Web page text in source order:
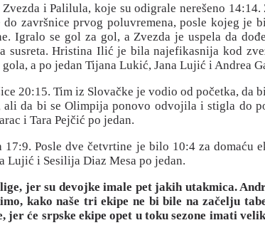
i Palilula, koje su odigrale nerešeno
završnice prvog poluvremena, posle kojeg je
Igralo se gol za gol, a Zvezda je uspela da
susreta. Hristina Ilić je bila najefikasnija kod
a po jedan Tijana Lukić, Jana Lujić i Andrea
20:15. Tim iz Slovačke je vodio od početka,
ali da bi se Olimpija ponovo odvojila i stigla do
i Tara Pejčić po jedan.
17:9. Posle dve četvrtine je bilo 10:4 za
Lujić i Sesilija Diaz Mesa po jedan.
jer su devojke imale pet jakih utakmica.
kako naše tri ekipe ne bi bile na začelju
će srpske ekipe opet u toku sezone imati